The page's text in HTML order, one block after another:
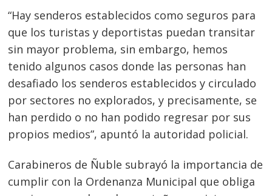
“Hay senderos establecidos como seguros para
que los turistas y deportistas puedan transitar
sin mayor problema, sin embargo, hemos
tenido algunos casos donde las personas han
desafiado los senderos establecidos y circulado
por sectores no explorados, y precisamente, se
han perdido o no han podido regresar por sus
propios medios”, apuntó la autoridad policial.
Carabineros de Ñuble subrayó la importancia de
cumplir con la Ordenanza Municipal que obliga